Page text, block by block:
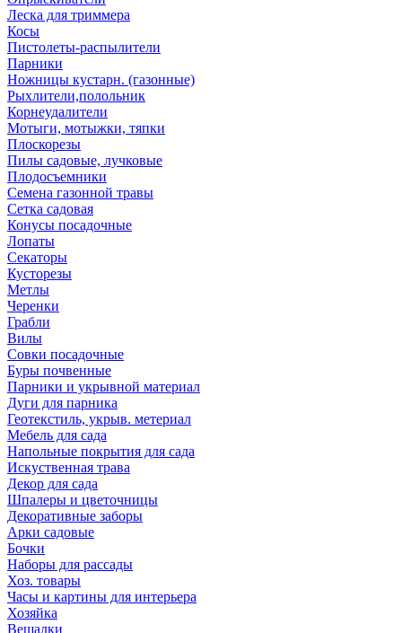
Леска для триммера
Косы
Пистолеты-распылители
Парники
Ножницы кустарн. (газонные)
Рыхлители,полольник
Корнеудалители
Мотыги, мотыжки, тяпки
Плоскорезы
Пилы садовые, лучковые
Плодосъемники
Семена газонной травы
Сетка садовая
Конусы посадочные
Лопаты
Секаторы
Кусторезы
Метлы
Черенки
Грабли
Вилы
Совки посадочные
Буры почвенные
Парники и укрывной материал
Дуги для парника
Геотекстиль, укрыв. метериал
Мебель для сада
Напольные покрытия для сада
Искуственная трава
Декор для сада
Шпалеры и цветочницы
Декоративные заборы
Арки садовые
Бочки
Наборы для рассады
Хоз. товары
Часы и картины для интерьера
Хозяйка
Вешалки